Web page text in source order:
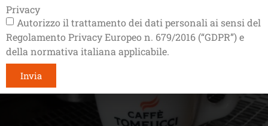
Privacy
Autorizzo il trattamento dei dati personali ai sensi del
Regolamento Privacy Europeo n. 679/2016 (“GDPR”) e
della normativa italiana applicabile.
Invia